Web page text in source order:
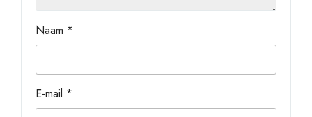
Naam *
E-mail *